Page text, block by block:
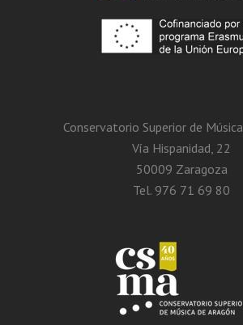
Conservatorio Superior de
Vía Hispanidad, 22
50009 Zaragoza
Tel. 976 71 69 80